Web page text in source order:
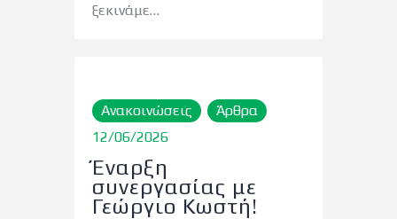
ξεκινάμε…
Ανακοινώσεις
Άρθρα
12/06/2026
Έναρξη
συνεργασίας με
Γεώργιο Κωστή!